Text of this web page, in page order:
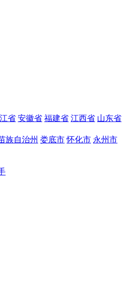
省 安徽省 福建省 江西省 山东省
族自治州 娄底市 怀化市 永州市